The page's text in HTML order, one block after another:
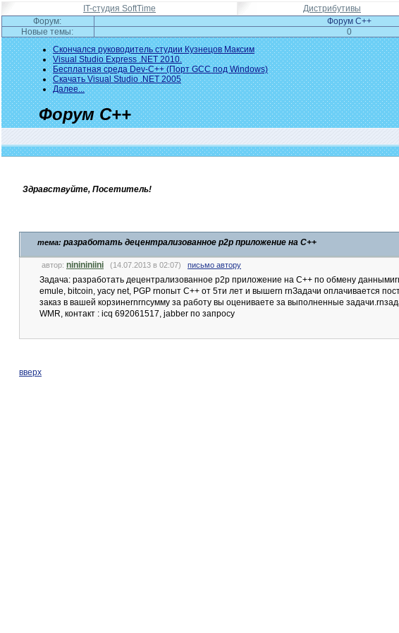
IT-студия SoftTime Дистрибутивы
Форум:
Форум C++
Новые темы:
0
Скончался руководитель студии Кузнецов Максим
Visual Studio Express .NET 2010.
Бесплатная среда Dev-C++ (Порт GCC под Windows)
Скачать Visual Studio .NET 2005
Далее...
Форум C++
Здравствуйте, Посетитель!
тема: разработать децентрализованное p2p приложение на C++
автор: ninininiini (14.07.2013 в 02:07) письмо автору
Задача: разработать децентрализованное p2p приложение на C++ по обмену
emule, bitcoin, yacy net, PGP rnопыт C++ от 5ти лет и вышеrn rnЗадачи оплачивается
заказ в вашей корзинеrnrnсумму за работу вы оцениваете за выполненные
WMR, контакт : icq 692061517, jabber по запросу
вверх